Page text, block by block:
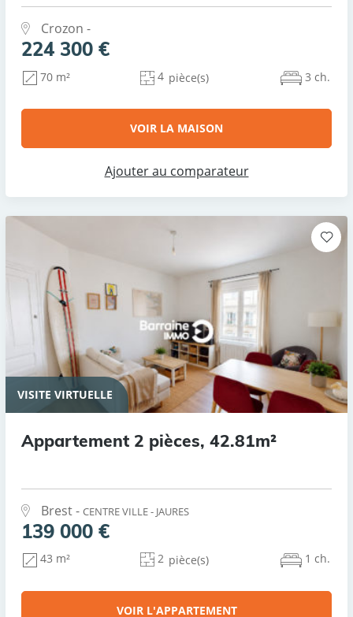
Crozon -
224 300 €
70 m² 4 pièce(s) 3 ch.
VOIR LA MAISON
Ajouter au comparateur
VISITE VIRTUELLE
Appartement 2 pièces, 42.81m²
Brest - CENTRE VILLE - JAURES
139 000 €
43 m² 2 pièce(s) 1 ch.
VOIR L'APPARTEMENT